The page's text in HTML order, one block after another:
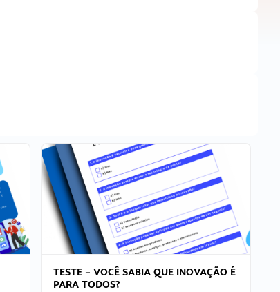
TESTE – VOCÊ SABIA QUE INOVAÇÃO É
PARA TODOS?